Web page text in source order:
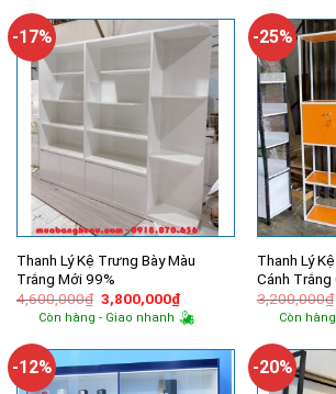
2,550,000₫.
-17%
Thanh Lý Kệ Trưng Bày Màu
Trắng Mới 99%
4,600,000₫ Giá
gốc
là:
3,800,000₫Giá
hiện
tại
3,800,000₫.
Còn hàng - Giao nhanh
-25%
Thanh Lý
Cánh Trắng
3,200,000₫
Còn
-12% -20%